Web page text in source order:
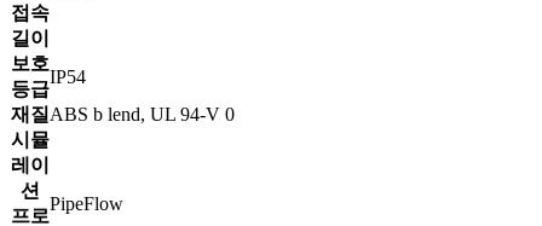
접속
길이
보호
등급
IP54
재질 ABS b lend, UL 94-V 0
시뮬
레이
션
프로
PipeFlow